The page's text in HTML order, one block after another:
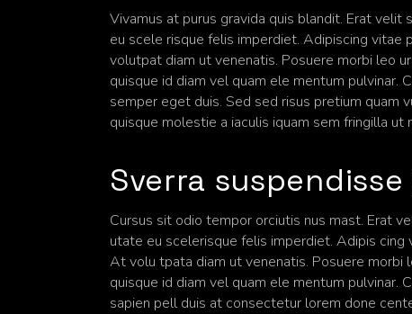
Vivamus at purus gravida quis blandit. Erat
eu scele risque felis imperdiet. Adipiscing vitae
volutpat diam ut venenatis. Posuere morbi leo
quisque id diam vel quam ele mentum
semper eget duis. Sed sed risus pretium quam
quisque molestie a iaculis iquam sem fringilla ut
Sverra
Cursus sit odio tempor orciutis nus mast. Erat
utate eu scelerisque felis imperdiet. Adipis cing
At volu tpata diam ut venenatis. Posuere morbi
quisque id diam vel quam ele mentum
sapien pell duis at consectetur lorem done